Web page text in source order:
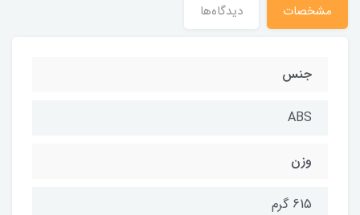
مشخصات دیدگاه‌ها
جنس
ABS
وزن
615 گرم